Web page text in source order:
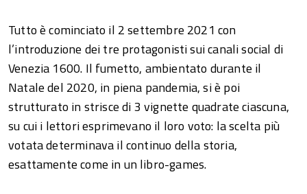
Tutto è cominciato il 2 settembre 2021 con
l’introduzione dei tre protagonisti sui canali social di
Venezia 1600. Il fumetto, ambientato durante il
Natale del 2020, in piena pandemia, si è poi
strutturato in strisce di 3 vignette quadrate ciascuna,
su cui i lettori esprimevano il loro voto: la scelta più
votata determinava il continuo della storia,
esattamente come in un libro-games.